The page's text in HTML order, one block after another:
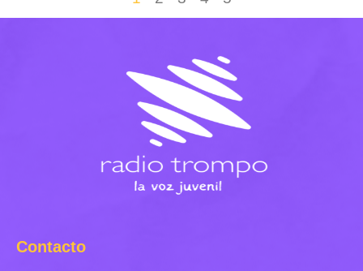
Contacto